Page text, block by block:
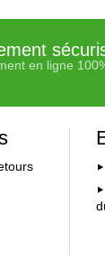
en ligne